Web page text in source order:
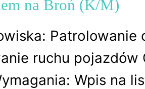
na Broń (K/M)
Patrolowanie
ruchu pojazdów
Wpis na